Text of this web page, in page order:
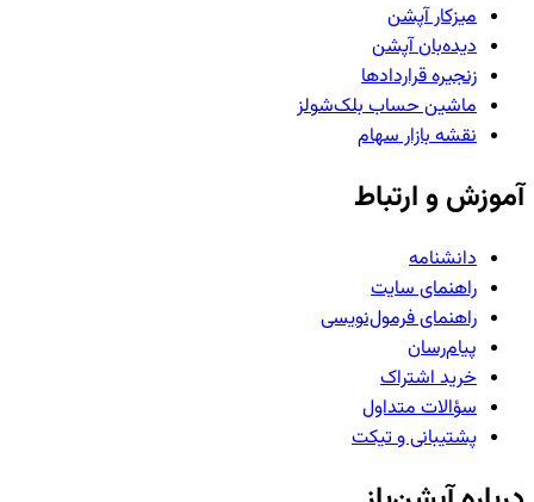
میزکار آپشن
دیده‌بان آپشن
زنجیره قراردادها
ماشین حساب بلک‌شولز
نقشه بازار سهام
آموزش و ارتباط
دانشنامه
راهنمای سایت
راهنمای فرمول‌نویسی
پیام‌رسان
خرید اشتراک
سؤالات متداول
پشتیبانی و تیکت